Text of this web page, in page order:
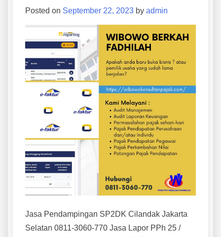
Posted on September 22, 2023 by admin
Jasa Pendampingan SP2DK Cilandak Jakarta
Selatan 0811-3060-770 Jasa Lapor PPh 25 /